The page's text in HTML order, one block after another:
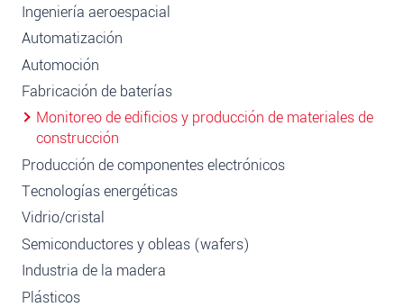
Ingeniería aeroespacial
Automatización
Automoción
Fabricación de baterías
Monitoreo de edificios y producción de materiales de
construcción
Producción de componentes electrónicos
Tecnologías energéticas
Vidrio/cristal
Semiconductores y obleas (wafers)
Industria de la madera
Plásticos